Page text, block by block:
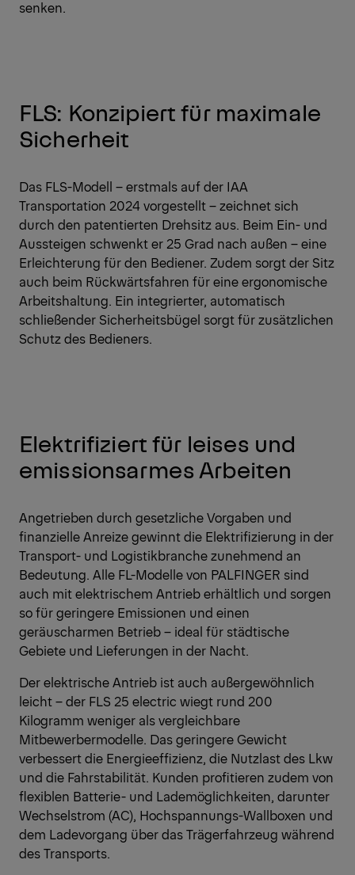
senken.
FLS: Konzipiert für maximale
Sicherheit
Das FLS-Modell – erstmals auf der IAA
Transportation 2024 vorgestellt – zeichnet sich
durch den patentierten Drehsitz aus. Beim Ein- und
Aussteigen schwenkt er 25 Grad nach außen – eine
Erleichterung für den Bediener. Zudem sorgt der Sitz
auch beim Rückwärtsfahren für eine ergonomische
Arbeitshaltung. Ein integrierter, automatisch
schließender Sicherheitsbügel sorgt für zusätzlichen
Schutz des Bedieners.
Elektrifiziert für leises und
emissionsarmes Arbeiten
Angetrieben durch gesetzliche Vorgaben und
finanzielle Anreize gewinnt die Elektrifizierung in der
Transport- und Logistikbranche zunehmend an
Bedeutung. Alle FL-Modelle von PALFINGER sind
auch mit elektrischem Antrieb erhältlich und sorgen
so für geringere Emissionen und einen
geräuscharmen Betrieb – ideal für städtische
Gebiete und Lieferungen in der Nacht.
Der elektrische Antrieb ist auch außergewöhnlich
leicht – der FLS 25 electric wiegt rund 200
Kilogramm weniger als vergleichbare
Mitbewerbermodelle. Das geringere Gewicht
verbessert die Energieeffizienz, die Nutzlast des Lkw
und die Fahrstabilität. Kunden profitieren zudem von
flexiblen Batterie- und Lademöglichkeiten, darunter
Wechselstrom (AC), Hochspannungs-Wallboxen und
dem Ladevorgang über das Trägerfahrzeug während
des Transports.